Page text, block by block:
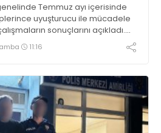
Temmuz ayı içerisinde
uyuşturucu ile mücadele
sonuçlarını açıkladı.
ve uyarıcı madde
yapan 44 şahıs
11:16